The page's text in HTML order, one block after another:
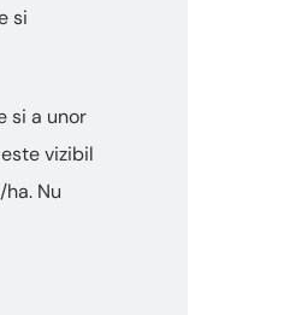
si
si a unor
vizibil
Nu